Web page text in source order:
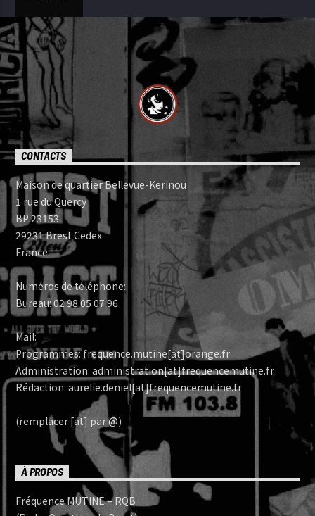
CONTACTS
Maison de quartier Bellevue-Kerinou
1 rue du Quercy
BP 23153
29231 Brest Cedex
France
Numéros de téléphone:
Bureau: 02 98 05 07 96
Mail:
Programmes: frequence.mutine[at]orange.fr
Administration: administration[at]frequencemutine.fr
Rédaction: aurelie.deniel[at]frequencemutine.fr
(remplacer [at] par @)
À PROPOS
Fréquence MUTINE – RQB